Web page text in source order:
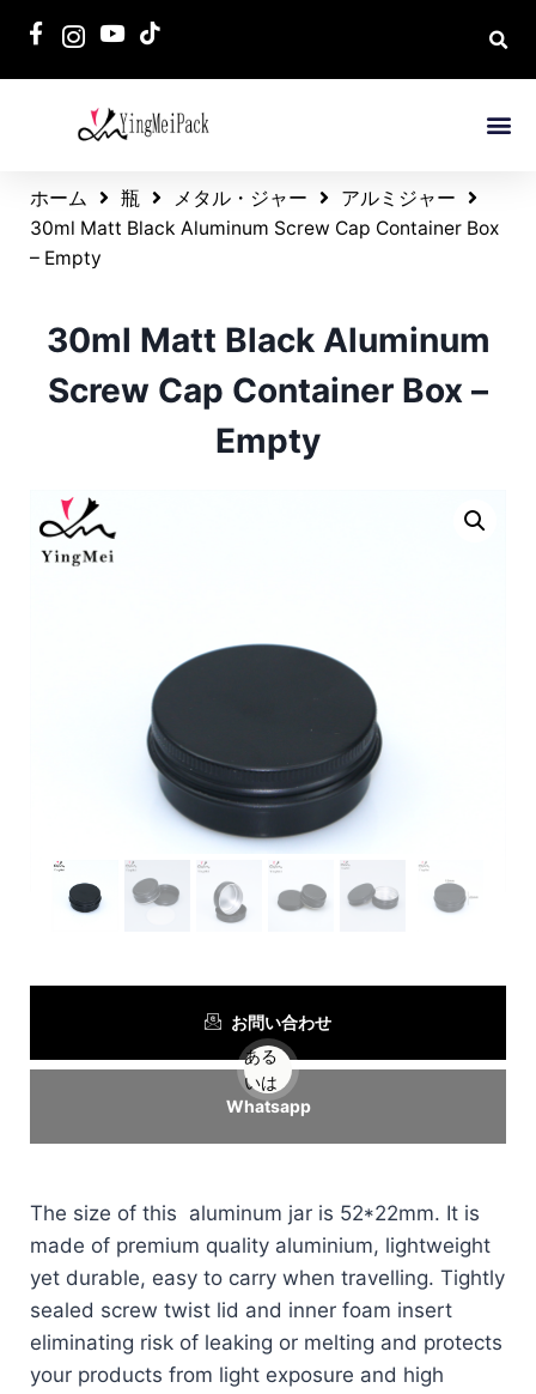
ホーム 瓶 メタル・ジャー
アルミジャー
30ml Matt Black Aluminum Screw Cap Container Box
– Empty
30ml Matt Black Aluminum
Screw Cap Container Box –
Empty
お問い合わせ
ある
いは
Whatsapp
The size of this aluminum jar is 52*22mm. It is
made of premium quality aluminium, lightweight
yet durable, easy to carry when travelling. Tightly
sealed screw twist lid and inner foam insert
eliminating risk of leaking or melting and protects
your products from light exposure and high